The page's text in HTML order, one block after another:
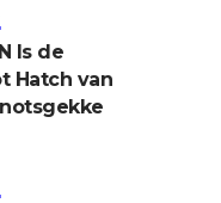
Is de
Hatch van